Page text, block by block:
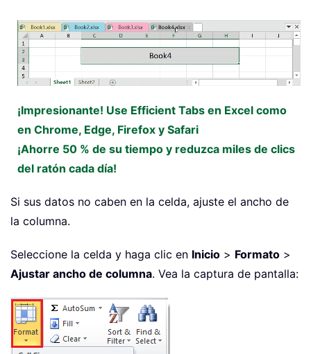
¡Impresionante! Use Efficient Tabs en Excel como
en Chrome, Edge, Firefox y Safari
¡Ahorre 50 % de su tiempo y reduzca miles de clics
del ratón cada día!
Si sus datos no caben en la celda, ajuste el ancho de
la columna.
Seleccione la celda y haga clic en Inicio > Formato >
Ajustar ancho de columna. Vea la captura de pantalla: